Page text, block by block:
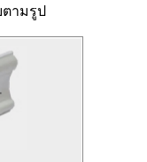
ตามรูป